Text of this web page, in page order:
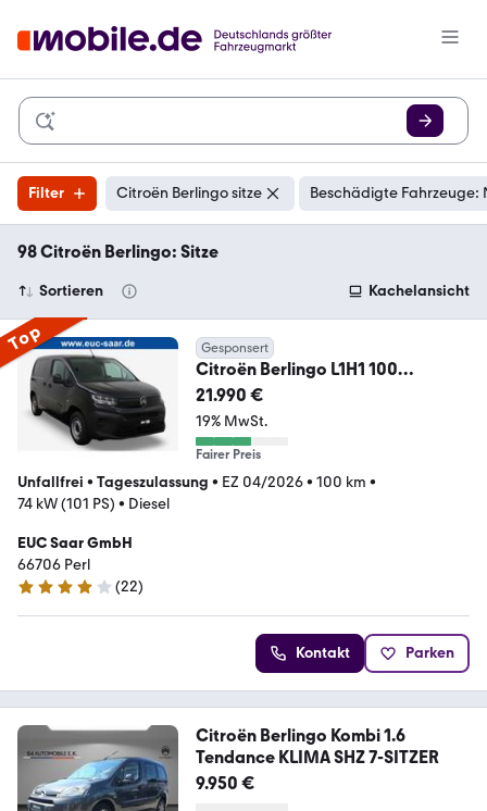
Filter Citroën Berlingo sitze Beschädigte Fahrzeuge:
98 Citroën Berlingo: Sitze
Sortieren Kachelansicht
Top Gesponsert
Citroën Berlingo L1H1 100
Kamera/3 Sitzer
21.990 €
19% MwSt.
Fairer Preis
Unfallfrei • Tageszulassung • EZ 04/2026• 100 km •
74 kW (101 PS) • Diesel
EUC Saar GmbH
66706 Perl
3.8 Sterne
(22)
Kontakt Parken
Citroën Berlingo Kombi 1.6
Tendance KLIMA SHZ 7-SITZER
9.950 €